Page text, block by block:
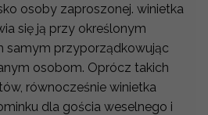
osoby zaproszonej. winietka
się ją przy określonym
samym przyporządkowując
osobom. Oprócz takich
równocześnie winietka
dla gościa weselnego i